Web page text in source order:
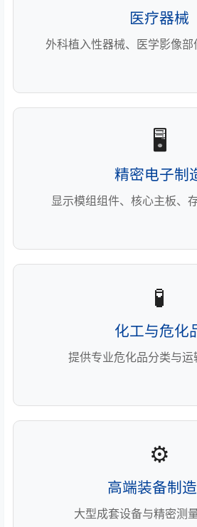
医疗器械
外科植入性器械、医学影像
🖥️
精密电子制
显示模组组件、核心主板、
🧪
化工与危化
提供专业危化品分类与运
⚙️
高端装备制
大型成套设备与精密测